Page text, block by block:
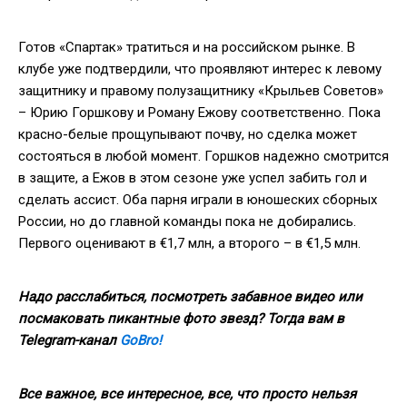
Готов «Спартак» тратиться и на российском рынке. В
клубе уже подтвердили, что проявляют интерес к левому
защитнику и правому полузащитнику «Крыльев Советов»
– Юрию Горшкову и Роману Ежову соответственно. Пока
красно-белые прощупывают почву, но сделка может
состояться в любой момент. Горшков надежно смотрится
в защите, а Ежов в этом сезоне уже успел забить гол и
сделать ассист. Оба парня играли в юношеских сборных
России, но до главной команды пока не добирались.
Первого оценивают в €1,7 млн, а второго – в €1,5 млн.
Надо расслабиться, посмотреть забавное видео или
посмаковать пикантные фото звезд? Тогда вам в
Telegram-каналGoBro!
Все важное, все интересное, все, что просто нельзя